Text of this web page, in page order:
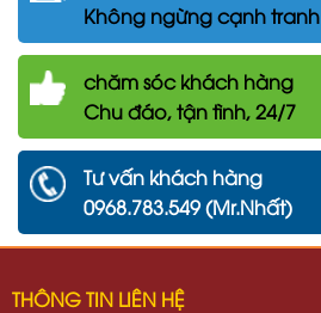
Không ngừng cạnh tranh
chămsóc khách hàng
Chu đáo, tận tình, 24/7
Tư vấn khách hàng
0968.783.549 (Mr.Nhất)
THÔNG TIN LIÊN HỆ